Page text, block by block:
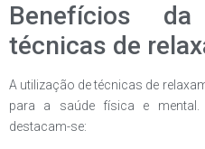
Benefícios
técnicas de
A utilização de técnicas de
para a saúde física e mental.
destacam-se: